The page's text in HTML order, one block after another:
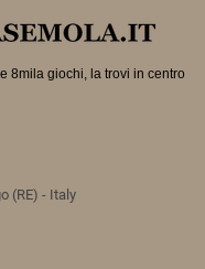
8mila giochi, la trovi in centro
(RE) - Italy